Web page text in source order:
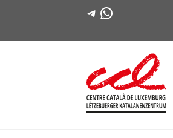
Telegrama
WhatsApp
Saltar
a
saltar
al